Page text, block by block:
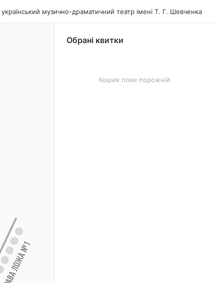
музично-драматичний театр імені Т. Г. Шевченка
Обрані квитки
Кошик поки порожній